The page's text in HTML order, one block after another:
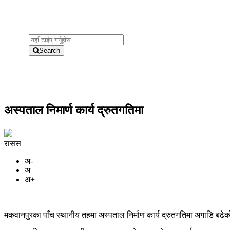
Search
अस्पताल निमार्ण कार्य द्रुतगतिमा
रासस
अ-
अ
अ+
मकवानपुरका पाँच स्थानीय तहमा अस्पताल निर्माण कार्य द्रुतगतिमा अगाडि